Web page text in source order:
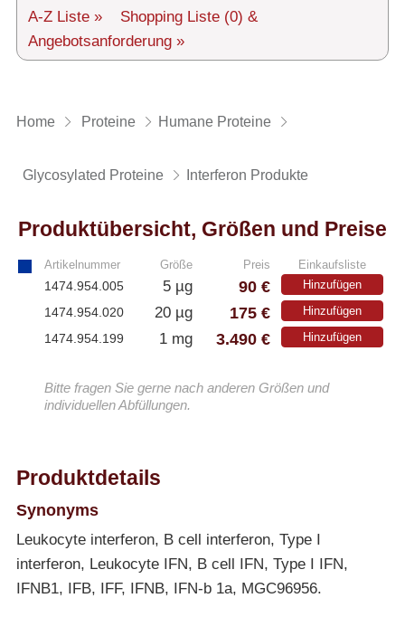
Login
English
A-Z Liste » Shopping Liste (0) &
Angebotsanforderung »
Home Proteine Humane Proteine
Glycosylated Proteine Interferon Produkte
Produktübersicht, Größen und Preise
Artikelnummer Größe Preis Einkaufsliste
1474.954.005 5 µg 90 € Hinzufügen
1474.954.020 20 µg 175 € Hinzufügen
1474.954.199 1 mg 3.490 € Hinzufügen
Bitte fragen Sie gerne nach anderen Größen und
individuellen Abfüllungen.
Produktdetails
Synonyms
Leukocyte interferon, B cell interferon, Type I
interferon, Leukocyte IFN, B cell IFN, Type I IFN,
IFNB1, IFB, IFF, IFNB, IFN-b 1a, MGC96956.